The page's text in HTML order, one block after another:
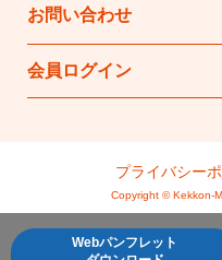
Webパンフレット
お問い合わせ
会員ログイン
プライバシー
Copyright © Kekkon-